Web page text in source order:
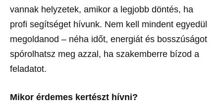
vannak helyzetek, amikor a legjobb döntés, ha
profi segítséget hívunk. Nem kell mindent egyedül
megoldanod – néha időt, energiát és bosszúságot
spórolhatsz meg azzal, ha szakemberre bízod a
feladatot.
Mikor érdemes kertészt hívni?